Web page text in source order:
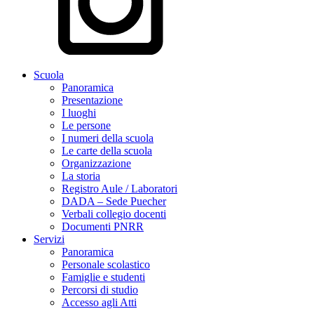
Scuola
Panoramica
Presentazione
I luoghi
Le persone
I numeri della scuola
Le carte della scuola
Organizzazione
La storia
Registro Aule / Laboratori
DADA – Sede Puecher
Verbali collegio docenti
Documenti PNRR
Servizi
Panoramica
Personale scolastico
Famiglie e studenti
Percorsi di studio
Accesso agli Atti